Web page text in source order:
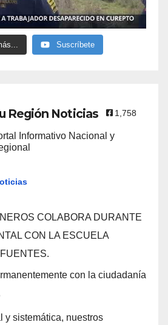
Suscríbete
Región Noticias 1,758
Informativo Nacional y
COLABORA DURANTE
CON LA ESCUELA
con la ciudadanía
y sistemática, nuestros